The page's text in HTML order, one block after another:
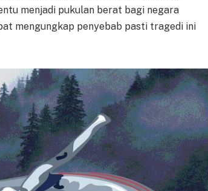
menjadi pukulan berat bagi negara
mengungkap penyebab pasti tragedi ini